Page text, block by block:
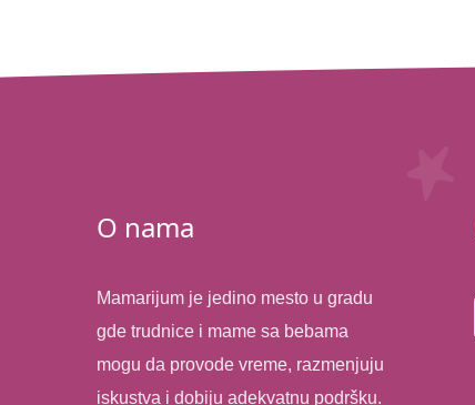
O nama
Mamarijum je jedino mesto u gradu
gde trudnice i mame sa bebama
mogu da provode vreme, razmenjuju
iskustva i dobiju adekvatnu podršku.